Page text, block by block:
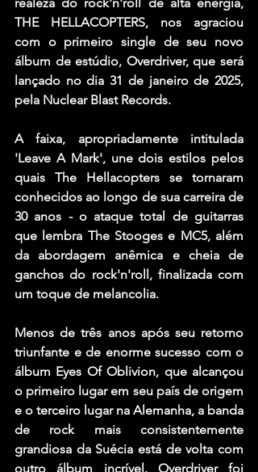
THE HELLACOPTERS, nos agraciou
com o primeiro single de seu novo
álbum de estúdio, Overdriver, que será
lançado no dia 31 de janeiro de 2025,
pela Nuclear Blast Records.
A faixa, apropriadamente intitulada
'Leave A Mark', une dois estilos pelos
quais The Hellacopters se tornaram
conhecidos ao longo de sua carreira de
30 anos - o ataque total de guitarras
que lembra The Stooges e MC5, além
da abordagem anêmica e cheia de
ganchos do rock'n'roll, finalizada com
um toque de melancolia.
Menos de três anos após seu retorno
triunfante e de enorme sucesso com o
álbum Eyes Of Oblivion, que alcançou
o primeiro lugar em seu país de origem
e o terceiro lugar na Alemanha, a banda
de rock mais consistentemente
grandiosa da Suécia está de volta com
outro álbum incrível. Overdriver foi